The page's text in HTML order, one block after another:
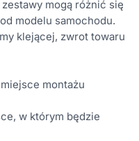
mogą różnić się
modelu samochodu.
klejącej, zwrot towaru
montażu
w którym będzie